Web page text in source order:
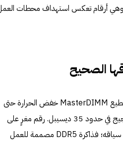
غيغابايت بتكوين 64×2، وهي أرقام تعكس استهداف محطات
الصحيح
بحسب المعلومات المعلنة، تستطيع MasterDIMM خفض الحرارة حتى
15 درجة مئوية مع مستوى ضجيج في حدود 35 ديسيبل. رقم مغرٍ على
الورق، لكن من المهم وضعه في سياقه؛ فذاكرة DDR5 مصممة للعمل